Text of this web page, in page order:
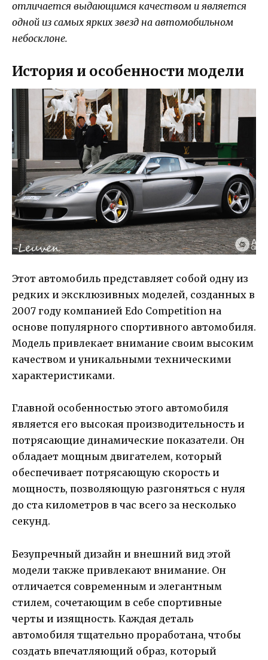
отличается выдающимся качеством и является
одной из самых ярких звезд на автомобильном
небосклоне.
История и особенности модели
Этот автомобиль представляет собой одну из
редких и эксклюзивных моделей, созданных в
2007 году компанией Edo Competition на
основе популярного спортивного автомобиля.
Модель привлекает внимание своим высоким
качеством и уникальными техническими
характеристиками.
Главной особенностью этого автомобиля
является его высокая производительность и
потрясающие динамические показатели. Он
обладает мощным двигателем, который
обеспечивает потрясающую скорость и
мощность, позволяющую разгоняться с нуля
до ста километров в час всего за несколько
секунд.
Безупречный дизайн и внешний вид этой
модели также привлекают внимание. Он
отличается современным и элегантным
стилем, сочетающим в себе спортивные
черты и изящность. Каждая деталь
автомобиля тщательно проработана, чтобы
создать впечатляющий образ, который